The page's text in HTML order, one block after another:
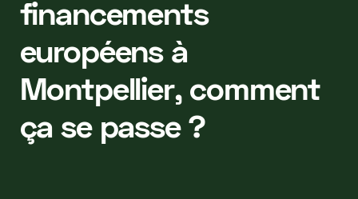
financements
européens à
Montpellier, comment
ça se passe ?